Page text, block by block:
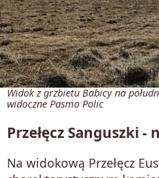
Widok z grzbietu Babicy na
widoczne Pasmo Polic
Przełęcz Sanguszki -
Na widokową Przełęcz